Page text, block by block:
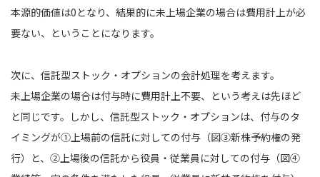
本源的価値は0となり、結果的に未上場企業の場合は費用計上が必
要ない、ということになります。
次に、信託型ストック・オプションの会計処理を考えます。
未上場企業の場合は付与時に費用計上不要、という考えは先ほど
と同じです。しかし、信託型ストック・オプションは、付与のタ
イミングが①上場前の信託に対しての付与（図③新株予約権の発
行）と、②上場後の信託から役員・従業員に対しての付与（図④